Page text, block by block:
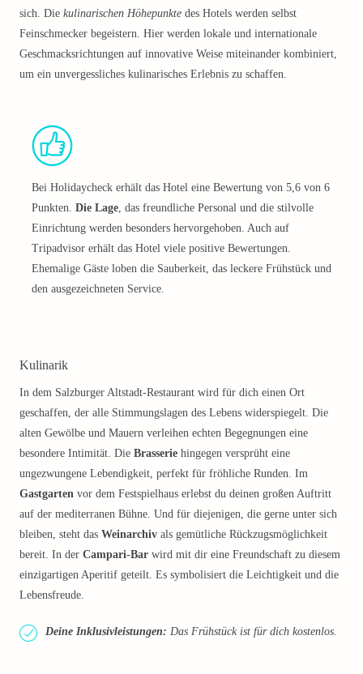
sich. Die kulinarischen Höhepunkte des Hotels werden selbst
Feinschmecker begeistern. Hier werden lokale und internationale
Geschmacksrichtungen auf innovative Weise miteinander kombiniert,
um ein unvergessliches kulinarisches Erlebnis zu schaffen.
Bei Holidaycheck erhält das Hotel eine Bewertung von 5,6 von 6
Punkten. Die Lage, das freundliche Personal und die stilvolle
Einrichtung werden besonders hervorgehoben. Auch auf
Tripadvisor erhält das Hotel viele positive Bewertungen.
Ehemalige Gäste loben die Sauberkeit, das leckere Frühstück und
den ausgezeichneten Service.
Kulinarik
In dem Salzburger Altstadt-Restaurant wird für dich einen Ort
geschaffen, der alle Stimmungslagen des Lebens widerspiegelt. Die
alten Gewölbe und Mauern verleihen echten Begegnungen eine
besondere Intimität. Die Brasserie hingegen versprüht eine
ungezwungene Lebendigkeit, perfekt für fröhliche Runden. Im
Gastgarten vor dem Festspielhaus erlebst du deinen großen Auftritt
auf der mediterranen Bühne. Und für diejenigen, die gerne unter sich
bleiben, steht das Weinarchiv als gemütliche Rückzugsmöglichkeit
bereit. In der Campari-Bar wird mit dir eine Freundschaft zu diesem
einzigartigen Aperitif geteilt. Es symbolisiert die Leichtigkeit und die
Lebensfreude.
Deine Inklusivleistungen: Das Frühstück ist für dich kostenlos.